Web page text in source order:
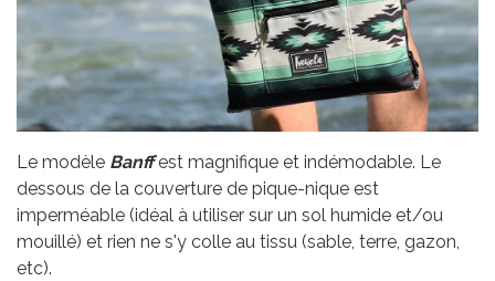
Le modèle Banff est magnifique et indémodable. Le
dessous de la couverture de pique-nique est
imperméable (idéal à utiliser sur un sol humide et/ou
mouillé) et rien ne s'y colle au tissu (sable, terre, gazon,
etc).